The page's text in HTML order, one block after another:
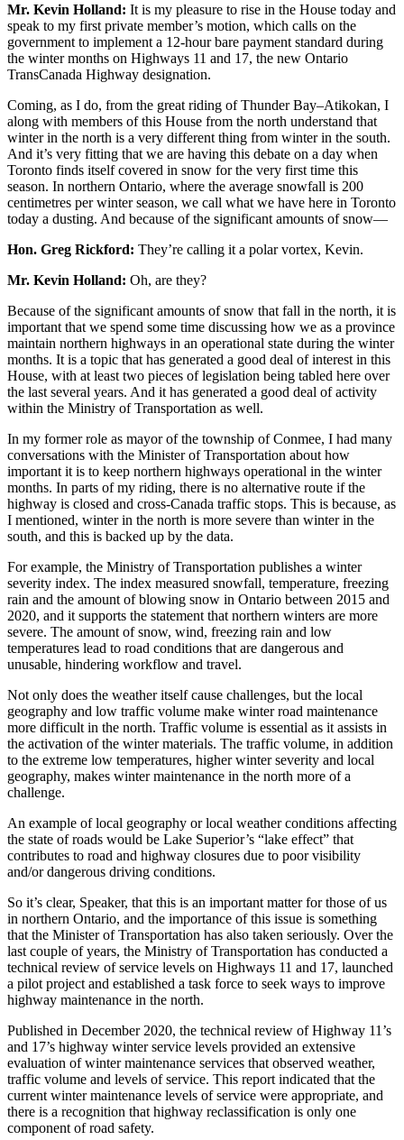
Mr. Kevin Holland: It is my pleasure to rise in the House today and
speak to my first private member’s motion, which calls on the
government to implement a 12-hour bare payment standard during
the winter months on Highways 11 and 17, the new Ontario
TransCanada Highway designation.
Coming, as I do, from the great riding of Thunder Bay–Atikokan, I
along with members of this House from the north understand that
winter in the north is a very different thing from winter in the south.
And it’s very fitting that we are having this debate on a day when
Toronto finds itself covered in snow for the very first time this
season. In northern Ontario, where the average snowfall is 200
centimetres per winter season, we call what we have here in Toronto
today a dusting. And because of the significant amounts of snow—
Hon. Greg Rickford: They’re calling it a polar vortex, Kevin.
Mr. Kevin Holland: Oh, are they?
Because of the significant amounts of snow that fall in the north, it is
important that we spend some time discussing how we as a province
maintain northern highways in an operational state during the winter
months. It is a topic that has generated a good deal of interest in this
House, with at least two pieces of legislation being tabled here over
the last several years. And it has generated a good deal of activity
within the Ministry of Transportation as well.
In my former role as mayor of the township of Conmee, I had many
conversations with the Minister of Transportation about how
important it is to keep northern highways operational in the winter
months. In parts of my riding, there is no alternative route if the
highway is closed and cross-Canada traffic stops. This is because, as
I mentioned, winter in the north is more severe than winter in the
south, and this is backed up by the data.
For example, the Ministry of Transportation publishes a winter
severity index. The index measured snowfall, temperature, freezing
rain and the amount of blowing snow in Ontario between 2015 and
2020, and it supports the statement that northern winters are more
severe. The amount of snow, wind, freezing rain and low
temperatures lead to road conditions that are dangerous and
unusable, hindering workflow and travel.
Not only does the weather itself cause challenges, but the local
geography and low traffic volume make winter road maintenance
more difficult in the north. Traffic volume is essential as it assists in
the activation of the winter materials. The traffic volume, in addition
to the extreme low temperatures, higher winter severity and local
geography, makes winter maintenance in the north more of a
challenge.
An example of local geography or local weather conditions affecting
the state of roads would be Lake Superior’s “lake effect” that
contributes to road and highway closures due to poor visibility
and/or dangerous driving conditions.
So it’s clear, Speaker, that this is an important matter for those of us
in northern Ontario, and the importance of this issue is something
that the Minister of Transportation has also taken seriously. Over the
last couple of years, the Ministry of Transportation has conducted a
technical review of service levels on Highways 11 and 17, launched
a pilot project and established a task force to seek ways to improve
highway maintenance in the north.
Published in December 2020, the technical review of Highway 11’s
and 17’s highway winter service levels provided an extensive
evaluation of winter maintenance services that observed weather,
traffic volume and levels of service. This report indicated that the
current winter maintenance levels of service were appropriate, and
there is a recognition that highway reclassification is only one
component of road safety.